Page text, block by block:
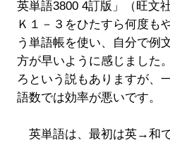
英単語3800 4訂版」（旺文
Ｋ１－３をひたすら何度も
う単語帳を使い、自分で例
方が早いように感じました
ろという説もありますが、
語数では効率が悪いです。
英単語は、最初は英→和